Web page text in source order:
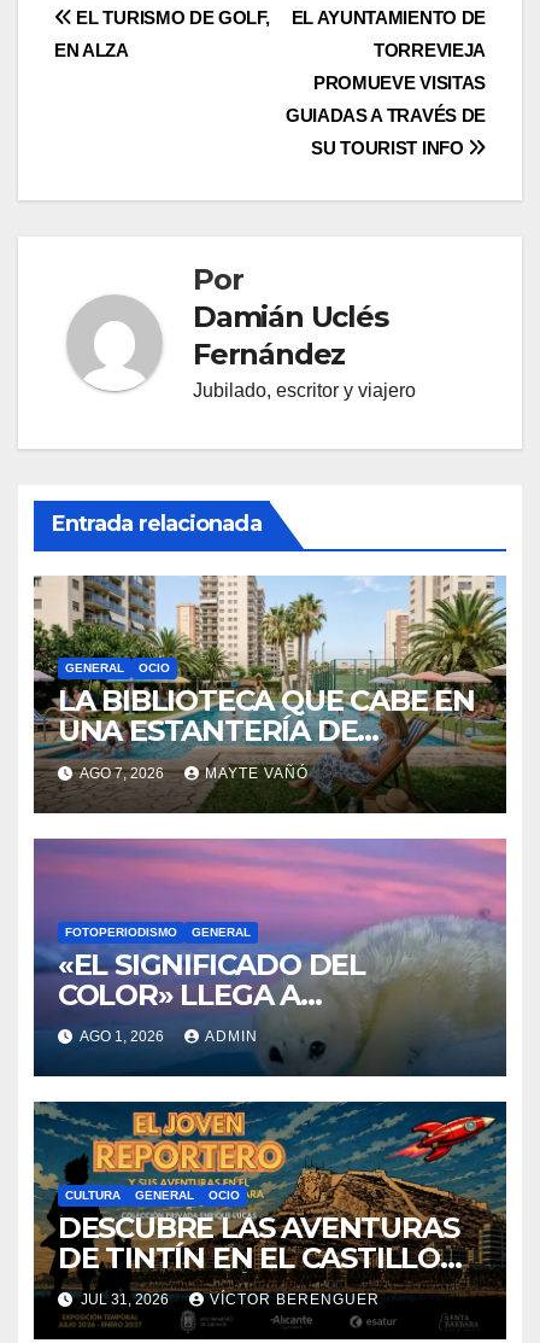
Navegación
EL AYUNTAMIENTO DE
TORREVIEJA
PROMUEVE VISITAS
GUIADAS A TRAVÉS DE
SU TOURIST INFO
EL TURISMO DE GOLF,
EN ALZA
Por
Damián Uclés
Fernández
Jubilado, escritor y viajero
Entrada relacionada
GENERAL OCIO
LA BIBLIOTECA QUE CABE EN
UNA ESTANTERÍA DE
WALLAPOP
AGO 7, 2026 MAYTE VAÑÓ
FOTOPERIODISMO GENERAL
«EL SIGNIFICADO DEL
COLOR» LLEGA A
VILLAJOYOSA
AGO 1, 2026 ADMIN
CULTURA GENERAL OCIO
DESCUBRE LAS AVENTURAS
DE TINTÍN EN EL CASTILLO
DE SANTA BÁRBARA DE
ALICANTE
JUL 31, 2026 VÍCTOR BERENGUER